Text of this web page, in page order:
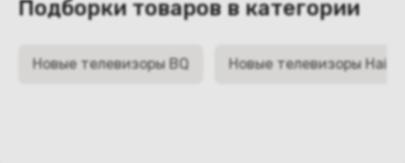
Подборки товаров в категории
Новые телевизоры BQ Новые телевизоры Haier